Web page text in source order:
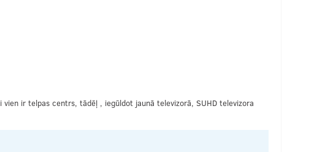
ir telpas centrs, tādēļ , iegūldot jaunā televizorā, SUHD televizora